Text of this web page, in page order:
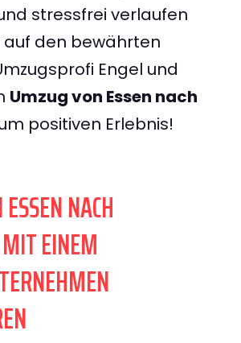
stressfrei verlaufen
auf den bewährten
Engel und
Umzug von Essen nach
positiven Erlebnis!
NACH
EINEM